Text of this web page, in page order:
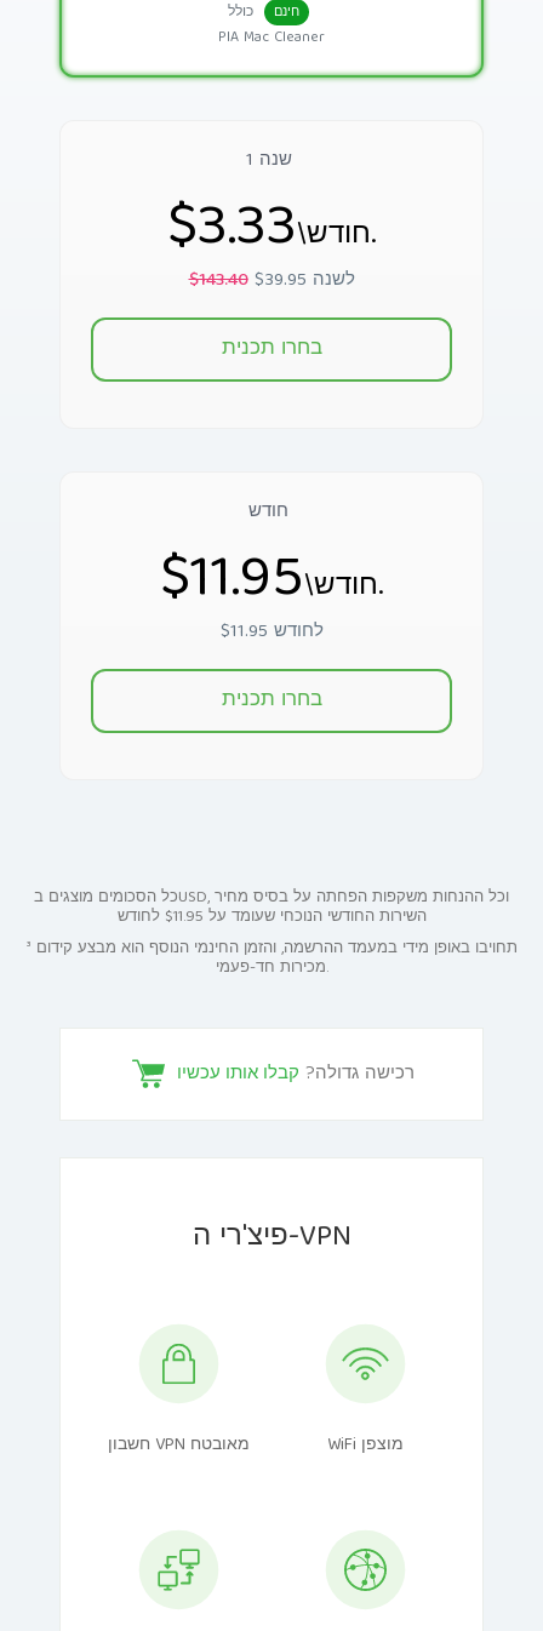
$11.95 \חודש.
$11.95 לחודש
בחרו תכנית
חינם
PIA Mac Cleaner
1 שנה
$3.33 \חודש.
$143.40 $39.95 לשנה
בחרו תכנית
כל הסכומים מוצגים בUSD, וכל ההנחות משקפות הפחתה על בסיס מחיר
השירות החודשי הנוכחי שעומד על $11.95 לחודש
³ תחויבו באופן מידי במעמד ההרשמה, והזמן החינמי הנוסף הוא מבצע קידום
מכירות חד-פעמי.
רכישה גדולה? קבלו אותו עכשיו
פיצ'רי ה-VPN
חשבון VPN מאובטח WiFi מוצפן